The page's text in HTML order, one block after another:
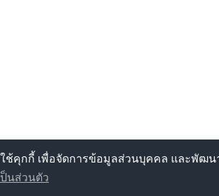
ใช้คุกกี้ เพื่อจัดการข้อมูลส่วนบุคคล และพัฒ
นส่วนตัว